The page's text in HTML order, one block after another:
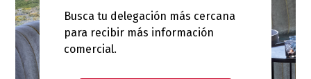
Busca tu delegación más cercana
para recibir más información
comercial.